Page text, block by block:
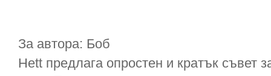
За автора: Боб
Hett предлага опростен и кратък съвет